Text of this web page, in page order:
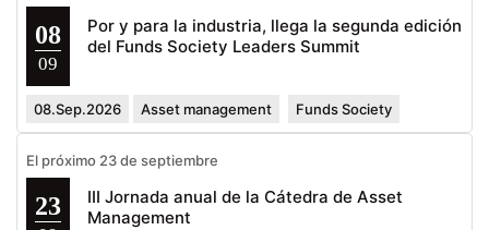
08
09
Por y para la industria, llega la segunda edición
del Funds Society Leaders Summit
08.Sep.2026 Asset management Funds Society
El próximo 23 de septiembre
23
III Jornada anual de la Cátedra de Asset
Management